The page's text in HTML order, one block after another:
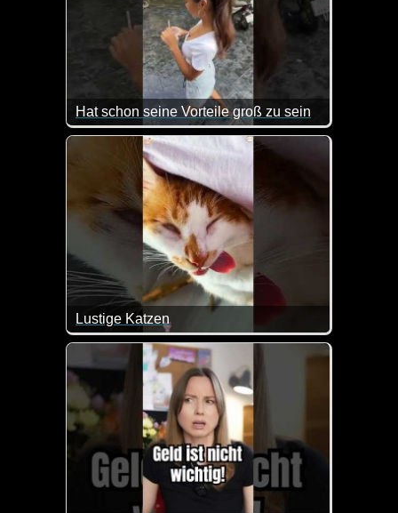
Hat schon seine Vorteile groß zu sein
Lustige Katzen
Man muss einfach lachen, wenn man die Katzen